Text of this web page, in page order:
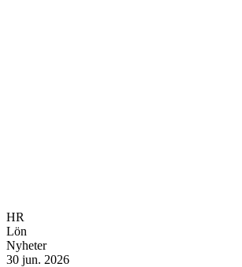
HR
Lön
Nyheter
30 jun. 2026